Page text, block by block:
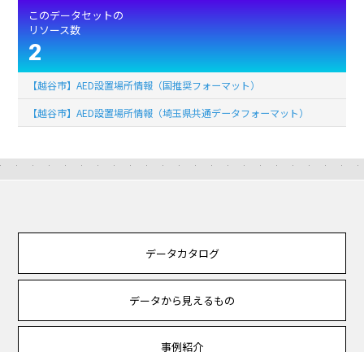
このデータセットの
リソース数
2
【越谷市】AED設置場所情報（国推奨フォーマット）
【越谷市】AED設置場所情報（埼玉県共通データフォーマット）
データカタログ
データから見えるもの
事例紹介